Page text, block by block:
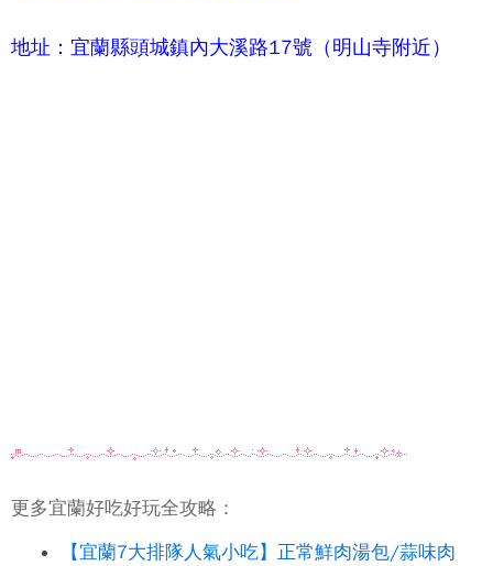
地址：宜蘭縣頭城鎮內大溪路17號（明山寺附近）
更多宜蘭好吃好玩全攻略：
【宜蘭7大排隊人氣小吃】正常鮮肉湯包/蒜味肉